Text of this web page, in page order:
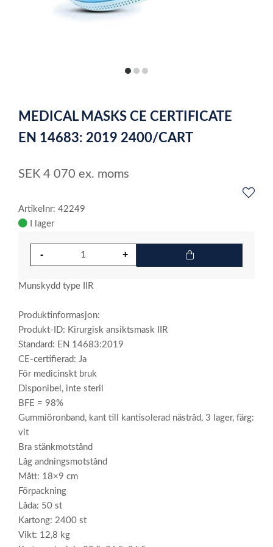
itemitemitem
of
3
MEDICAL MASKS CE CERTIFICATE
EN 14683: 2019 2400/CART
SEK 4 070 ex. moms
Artikelnr: 42249
I lager
Munskydd type IIR
Produktinformasjon:
Produkt-ID: Kirurgisk ansiktsmask IIR
Standard: EN 14683:2019
CE-certifierad: Ja
För medicinskt bruk
Disponibel, inte steril
BFE = 98%
Gummiöronband, kant till kantisolerad nästråd, 3 lager, färg:
vit
Bra stänkmotstånd
Låg andningsmotstånd
Mått: 18×9 cm
Förpackning
Låda: 50 st
Kartong: 2400 st
Vikt: 12,8 kg